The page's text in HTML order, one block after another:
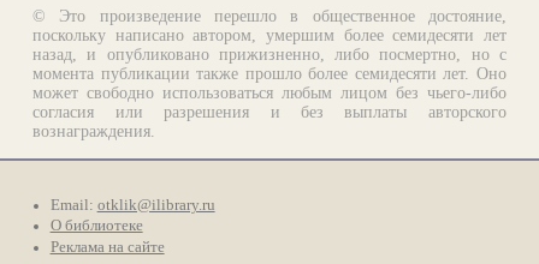
© Это произведение перешло в общественное достояние,
поскольку написано автором, умершим более семидесяти лет
назад, и опубликовано прижизненно, либо посмертно, но с
момента публикации также прошло более семидесяти лет. Оно
может свободно использоваться любым лицом без чьего-либо
согласия или разрешения и без выплаты авторского
вознаграждения.
Email: otklik@ilibrary.ru
О библиотеке
Реклама на сайте